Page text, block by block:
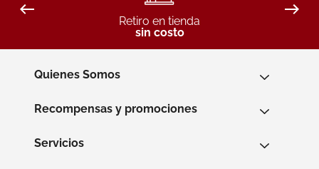
Retiro en tienda
sin costo
Quienes Somos
Recompensas y promociones
Servicios